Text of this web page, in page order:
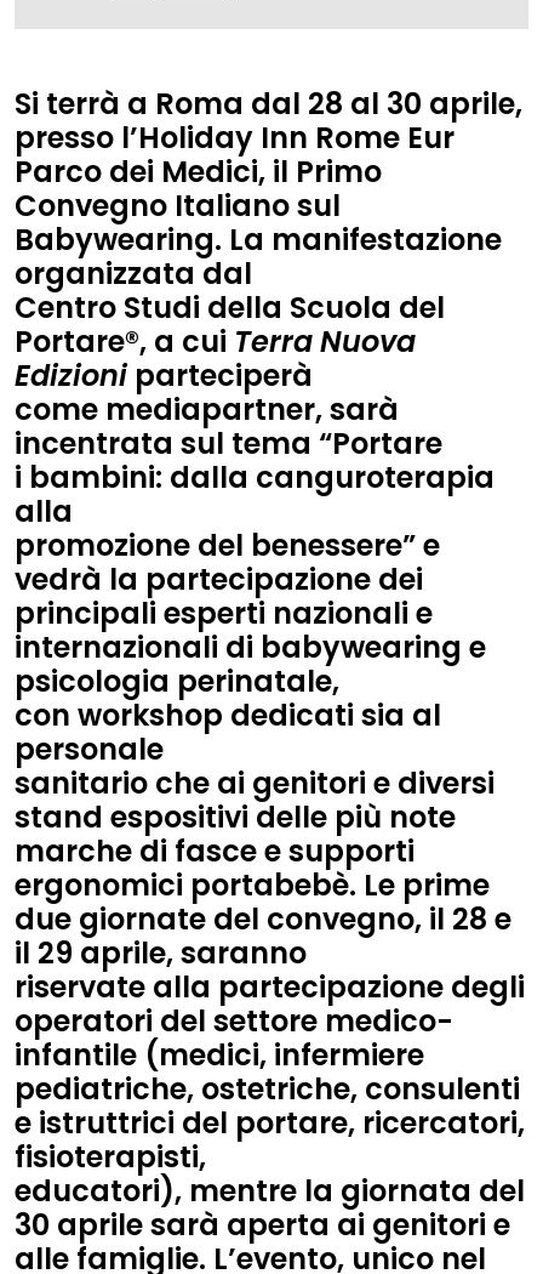
Si terrà a Roma dal 28 al 30 aprile,
presso l’Holiday Inn Rome Eur
Parco dei Medici, il Primo
Convegno Italiano sul
Babywearing. La manifestazione
organizzata dal
Centro Studi della Scuola del
Portare®, a cui Terra Nuova
Edizioniparteciperà
come mediapartner, sarà
incentrata sul tema “Portare
i bambini: dalla canguroterapia
alla
promozione del benessere”e
vedrà la partecipazione dei
principali esperti nazionali e
internazionali di babywearing e
psicologia perinatale,
con workshop dedicati sia al
personale
sanitario che ai genitori e diversi
stand espositivi delle più note
marche di fasce e supporti
ergonomici portabebè. Le prime
due giornate del convegno, il 28 e
il 29 aprile, saranno
riservate alla partecipazione degli
operatori del settore medico-
infantile (medici, infermiere
pediatriche, ostetriche, consulenti
e istruttrici del portare, ricercatori,
fisioterapisti,
educatori), mentre la giornata del
30 aprile sarà aperta ai genitori e
alle famiglie. L’evento, unico nel